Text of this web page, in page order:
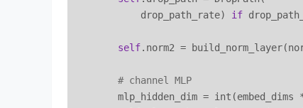
            drop_path_rate)
if
self.norm2 =
# channel MLP
mlp_hidden_dim = int(embed_dims